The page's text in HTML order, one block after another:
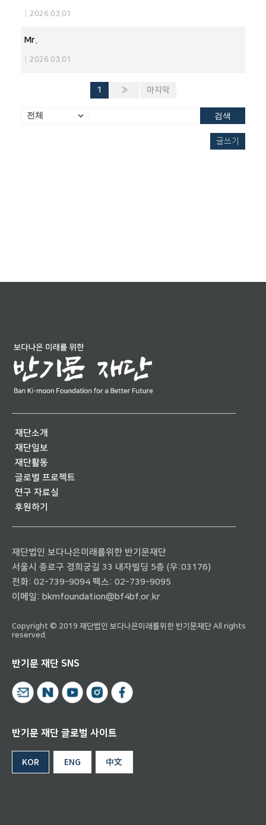
2026.03.01
Mr.
2026.03.01
1 » 마지막
검색
글쓰기
재단소개
재단일보
재단활동
글로벌 프로젝트
연구 자료실
후원하기
재단법인 보다나은미래를위한 반기문재단
서울시 종로구 경희궁길 33 내자빌딩 5층 (우:03176)
전화: 02-739-9094 팩스: 02-739-9095
이메일: bkmfoundation@bf4bf.or.kr
Copyright © 2019 재단법인 보다나은미래를위한 반기문재단 All rights
reserved.
반기문 재단 SNS
반기문 재단 글로벌 사이트
KOR ENG 中文